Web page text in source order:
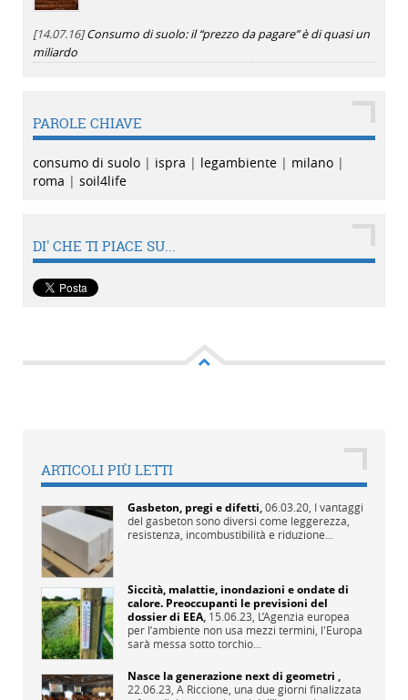
[14.07.16]Consumo di suolo: il “prezzo da pagare” è di quasi un
miliardo
PAROLE CHIAVE
consumo di suolo | ispra | legambiente | milano |
roma | soil4life
DI' CHE TI PIACE SU...
ARTICOLI PIÙ LETTI
Gasbeton, pregi e difetti,06.03.20, I vantaggi
del gasbeton sono diversi come leggerezza,
resistenza, incombustibilità e riduzione...
Siccità, malattie, inondazioni e ondate di
calore. Preoccupanti le previsioni del
dossier di EEA, 15.06.23, L’Agenzia europea
per l’ambiente non usa mezzi termini, l'Europa
sarà messa sotto torchio...
Nasce la generazione next di geometri ,
22.06.23, A Riccione, una due giorni finalizzata